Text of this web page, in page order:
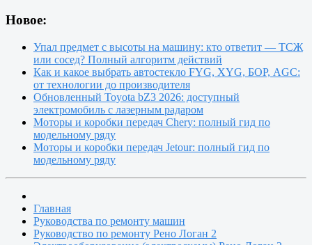
Новое:
Упал предмет с высоты на машину: кто ответит — ТСЖ
или сосед? Полный алгоритм действий
Как и какое выбрать автостекло FYG, XYG, БОР, AGC:
от технологии до производителя
Обновленный Toyota bZ3 2026: доступный
электромобиль с лазерным радаром
Моторы и коробки передач Chery: полный гид по
модельному ряду
Моторы и коробки передач Jetour: полный гид по
модельному ряду
Главная
Руководства по ремонту машин
Руководство по ремонту Рено Логан 2